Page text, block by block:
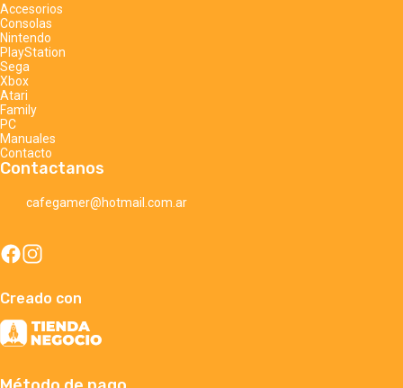
Accesorios
Consolas
Nintendo
PlayStation
Sega
Xbox
Atari
Family
PC
Manuales
Contacto
Contactanos
cafegamer@hotmail.com.ar
Creado con